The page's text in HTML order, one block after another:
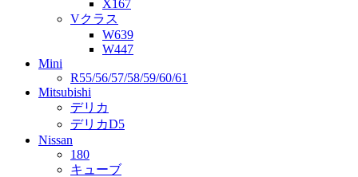
X167
Vクラス
W639
W447
Mini
R55/56/57/58/59/60/61
Mitsubishi
デリカ
デリカD5
Nissan
180
キューブ